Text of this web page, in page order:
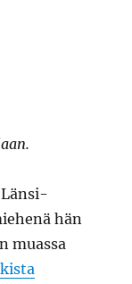
Länsi-
hän
muassa